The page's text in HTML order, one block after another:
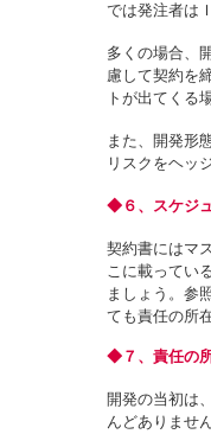
では発注者は
多くの場合、
慮して契約を
トが出てくる
また、開発形
リスクをヘッ
◆６、スケジ
契約書にはマ
こに載ってい
ましょう。参
ても責任の所
◆７、責任の
開発の当初は
んどありませ